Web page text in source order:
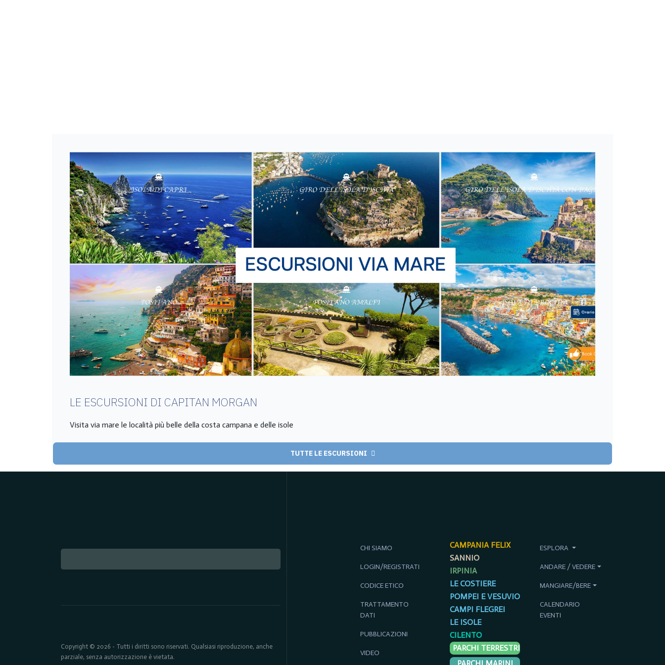
LE ESCURSIONI DI CAPITAN MORGAN
Visita via mare le località più belle della costa campana e delle isole
TUTTE LE ESCURSIONI
Copyright © 2026 - Tutti i diritti sono riservati. Qualsiasi riproduzione, anche
parziale, senza autorizzazione è vietata.
CHI SIAMO
LOGIN/REGISTRATI
CODICE ETICO
TRATTAMENTO
DATI
PUBBLICAZIONI
VIDEO
CAMPANIA FELIX
SANNIO
IRPINIA
LE COSTIERE
POMPEI E VESUVIO
CAMPI FLEGREI
LE ISOLE
CILENTO
PARCHI TERRESTRI
ESPLORA
ANDARE / VEDERE
MANGIARE/BERE
CALENDARIO
EVENTI